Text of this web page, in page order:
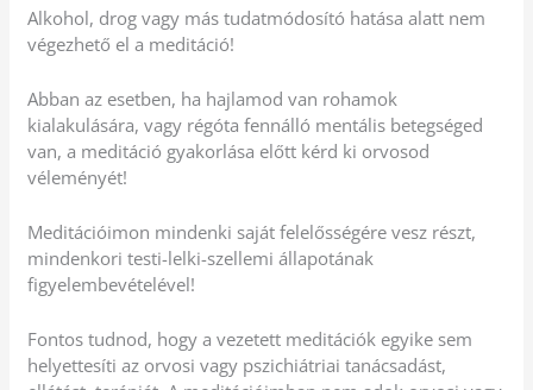
Alkohol, drog vagy más tudatmódosító hatása alatt nem
végezhető el a meditáció!
Abban az esetben, ha hajlamod van rohamok
kialakulására, vagy régóta fennálló mentális betegséged
van, a meditáció gyakorlása előtt kérd ki orvosod
véleményét!
Meditációimon mindenki saját felelősségére vesz részt,
mindenkori testi-lelki-szellemi állapotának
figyelembevételével!
Fontos tudnod, hogy a vezetett meditációk egyike sem
helyettesíti az orvosi vagy pszichiátriai tanácsadást,